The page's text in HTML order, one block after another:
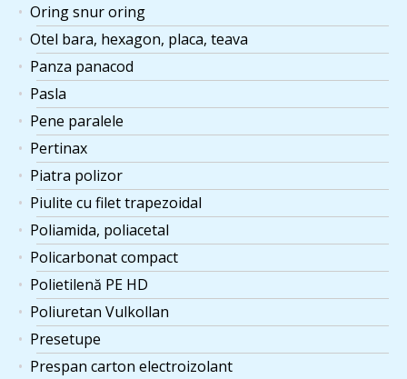
Oring snur oring
Otel bara, hexagon, placa, teava
Panza panacod
Pasla
Pene paralele
Pertinax
Piatra polizor
Piulite cu filet trapezoidal
Poliamida, poliacetal
Policarbonat compact
Polietilenă PE HD
Poliuretan Vulkollan
Presetupe
Prespan carton electroizolant